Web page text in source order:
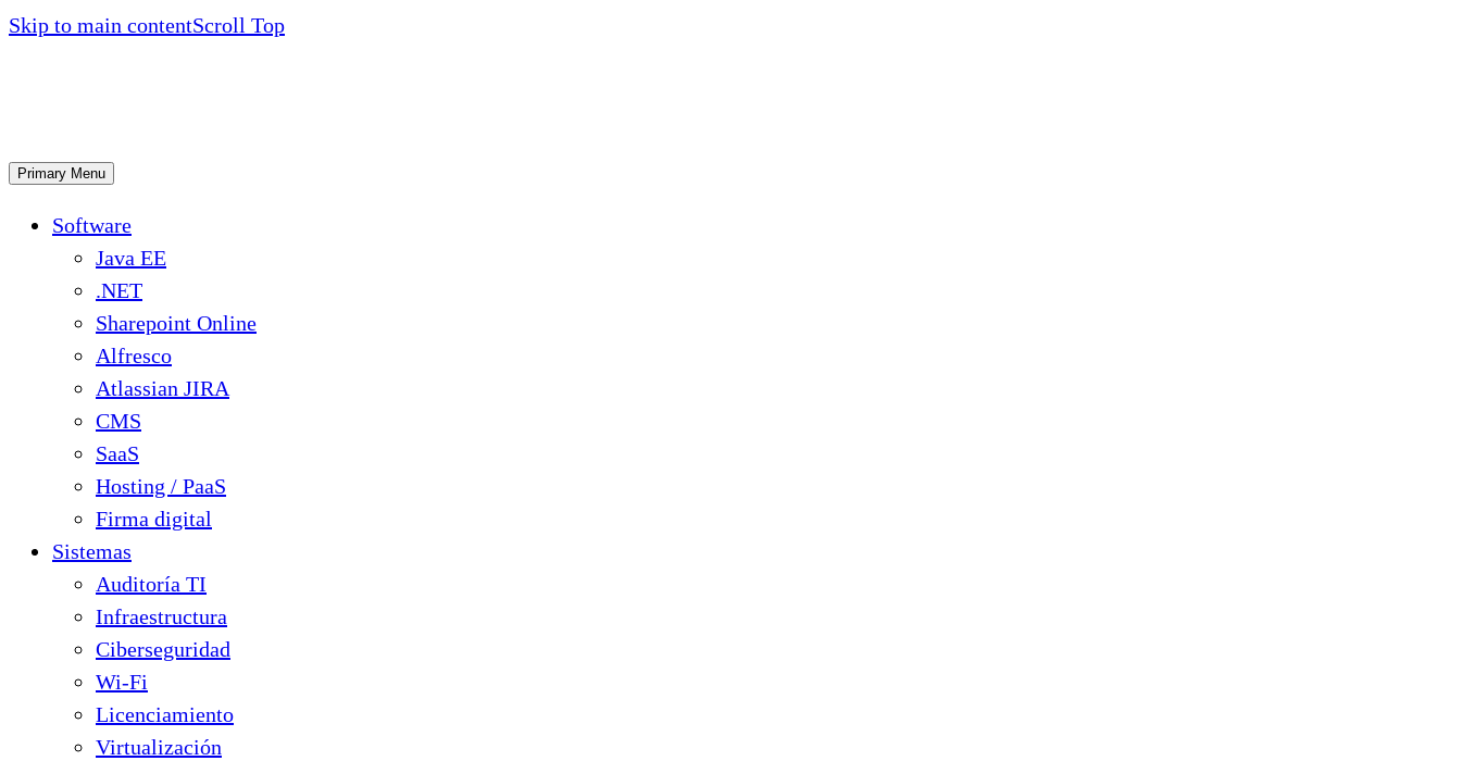
Skip to main contentScroll Top
Primary Menu
Software
Java EE
.NET
Sharepoint Online
Alfresco
Atlassian JIRA
CMS
SaaS
Hosting / PaaS
Firma digital
Sistemas
Auditoría TI
Infraestructura
Ciberseguridad
Wi-Fi
Licenciamiento
Virtualización